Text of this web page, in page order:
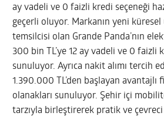
ay vadeli ve 0 faizli kredi seçeneği
geçerli oluyor. Markanın yeni küresel
temsilcisi olan Grande Panda’nın
300 bin TL’ye 12 ay vadeli ve 0 faizli
sunuluyor. Ayrıca nakit alımı tercih
1.390.000 TL’den başlayan avantajlı
olanakları sunuluyor. Şehir içi
tarzıyla birleştirerek pratik ve çevreci